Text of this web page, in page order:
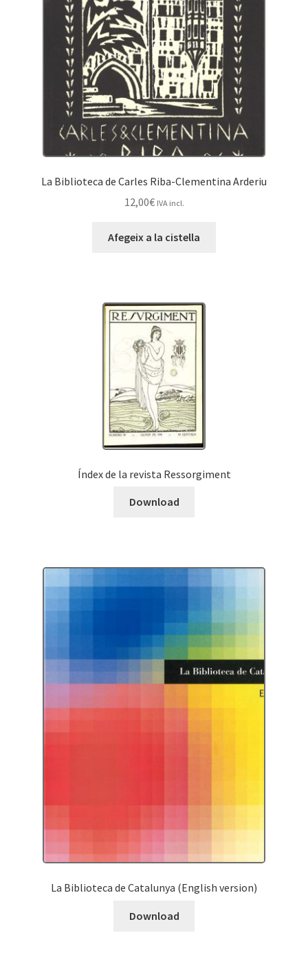
CoronaLa Biblioteca de Carles Riba-Clementina Arderiu
12,00€ IVA incl.
Afegeix a la cistella
Índex de la revista Ressorgiment
Download
La Biblioteca de Catalunya (English version)
Download